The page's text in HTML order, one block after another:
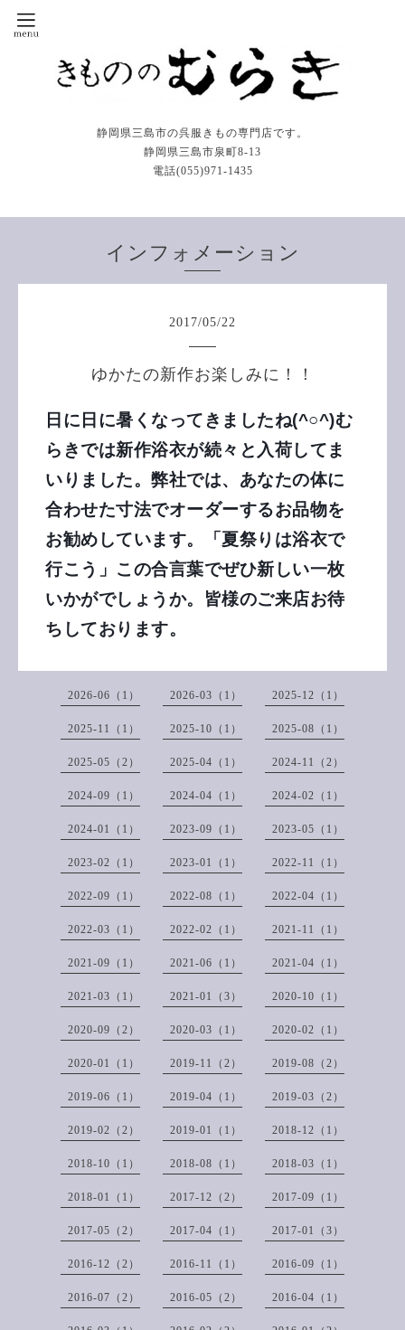
静岡県三島市の呉服きもの専門店です。
静岡県三島市泉町8-13
電話(055)971-1435
インフォメーション
2017/05/22
ゆかたの新作お楽しみに！！
日に日に暑くなってきましたね(^○^)む
らきでは新作浴衣が続々と入荷してま
いりました。弊社では、あなたの体に
合わせた寸法でオーダーするお品物を
お勧めしています。「夏祭りは浴衣で
行こう」この合言葉でぜひ新しい一枚
いかがでしょうか。皆様のご来店お待
ちしております。
2026-06（1） 2026-03（1） 2025-12（1）
2025-11（1） 2025-10（1） 2025-08（1）
2025-05（2） 2025-04（1） 2024-11（2）
2024-09（1） 2024-04（1） 2024-02（1）
2024-01（1） 2023-09（1） 2023-05（1）
2023-02（1） 2023-01（1） 2022-11（1）
2022-09（1） 2022-08（1） 2022-04（1）
2022-03（1） 2022-02（1） 2021-11（1）
2021-09（1） 2021-06（1） 2021-04（1）
2021-03（1） 2021-01（3） 2020-10（1）
2020-09（2） 2020-03（1） 2020-02（1）
2020-01（1） 2019-11（2） 2019-08（2）
2019-06（1） 2019-04（1） 2019-03（2）
2019-02（2） 2019-01（1） 2018-12（1）
2018-10（1） 2018-08（1） 2018-03（1）
2018-01（1） 2017-12（2） 2017-09（1）
2017-05（2） 2017-04（1） 2017-01（3）
2016-12（2） 2016-11（1） 2016-09（1）
2016-07（2） 2016-05（2） 2016-04（1）